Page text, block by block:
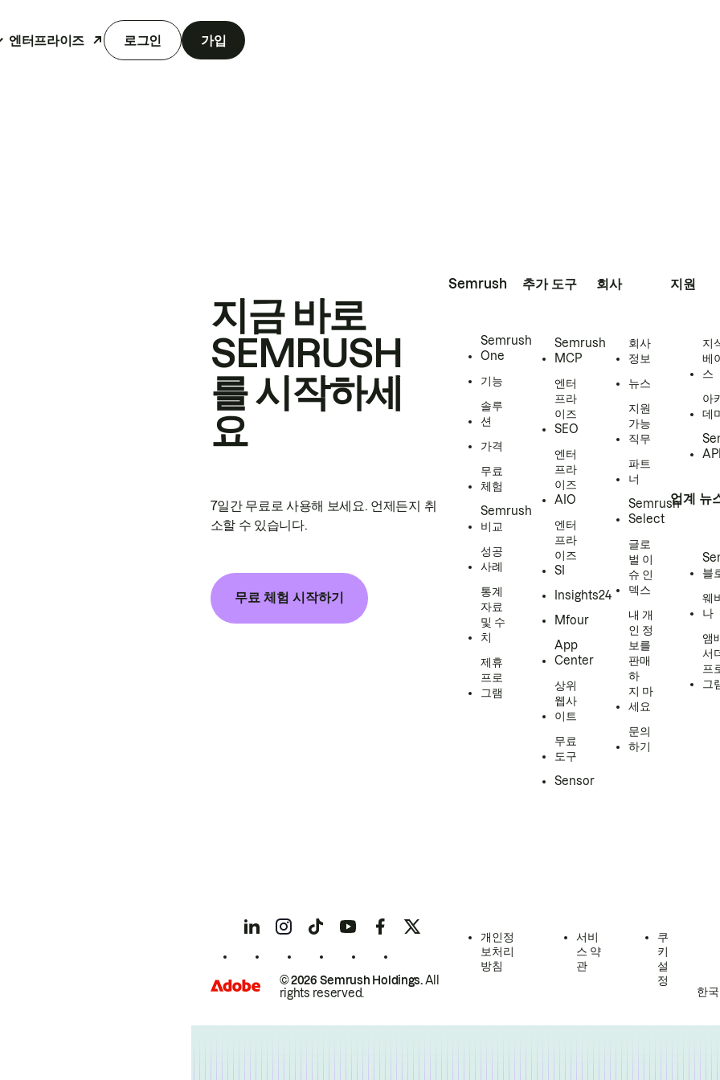
엔터프라이즈 로그인 가입
지금 바로
SEMRUSH
를 시작하세
요
7일간 무료로 사용해 보세요. 언제든지 취
소할 수 있습니다.
무료 체험 시작하기
Semrush
Semrush
One
기능
솔루
션
가격
무료
체험
Semrush
비교
성공
사례
통계
자료
및 수
치
제휴
프로
그램
추가 도구
Semrush
MCP
엔터
프라
이즈
SEO
엔터
프라
이즈
AIO
엔터
프라
이즈
SI
Insights24
Mfour
App
Center
상위
웹사
이트
무료
도구
Sensor
회사
회사
정보
뉴스
지원
가능
직무
파트
너
Semrush
Select
글로
벌 이
슈 인
덱스
내 개
인 정
보를
판매
하
지 마
세요
문의
하기
지원
지
베
스
아
데
업계 뉴
블
웨
나
앰
서
프
그
© 2026 Semrush Holdings.All
rights reserved.
개인정
보처리
방침
서비
스 약
관
쿠
키
설
정
한